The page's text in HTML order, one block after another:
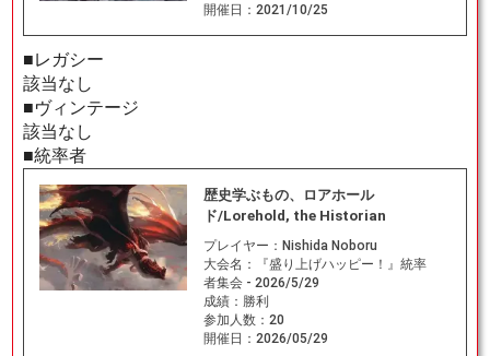
開催日： 2021/10/25
■レガシー
該当なし
■ヴィンテージ
該当なし
■統率者
歴史学ぶもの、ロアホール
ド/Lorehold, the Historian
プレイヤー： Nishida Noboru
大会名：
『盛り上げハッピー！』統率
者集会 - 2026/5/29
成績： 勝利
参加人数： 20
開催日： 2026/05/29